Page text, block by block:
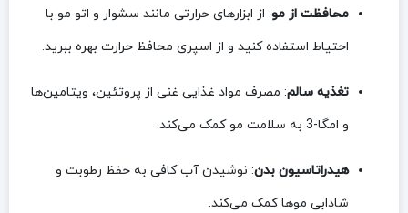
محافظت از مو: از ابزارهای حرارتی مانند سشوار و اتو مو با
احتیاط استفاده کنید و از اسپری محافظ حرارت بهره ببرید.
تغذیه سالم: مصرف مواد غذایی غنی از پروتئین، ویتامین‌ها
و امگا-3 به سلامت مو کمک می‌کند.
هیدراتاسیون بدن: نوشیدن آب کافی به حفظ رطوبت و
شادابی موها کمک می‌کند.